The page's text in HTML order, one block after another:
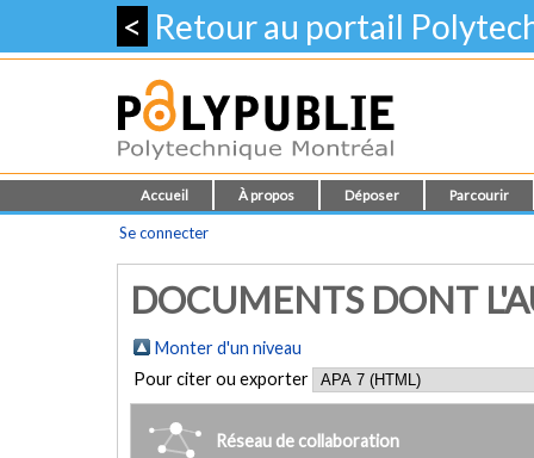
< Retour au portail
Accueil À propos Déposer Parcourir
Se connecter
DOCUMENTS DONT
Monter d'un niveau
Pour citer ou exporter
Réseau de collaboration